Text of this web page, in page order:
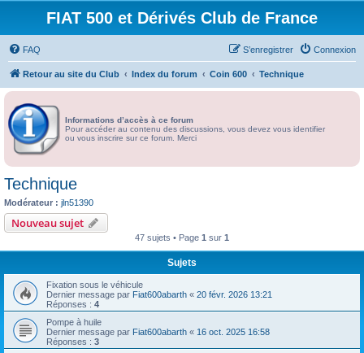
FIAT 500 et Dérivés Club de France
FAQ Connexion
S’enregistrer
Retour au site du Club Index du forum Coin 600 Technique
Informations d’accès à ce forum
Pour accéder au contenu des discussions, vous devez vous identifier
ou vous inscrire sur ce forum. Merci
Technique
Modérateur : jln51390
Nouveau sujet
47 sujets • Page 1 sur 1
Sujets
Fixation sous le véhicule
Dernier message par Fiat600abarth « 20 févr. 2026 13:21
Réponses : 4
Pompe à huile
Dernier message par Fiat600abarth « 16 oct. 2025 16:58
Réponses : 3